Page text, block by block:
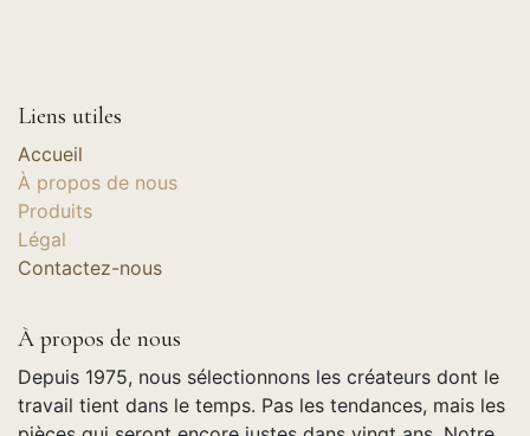
Liens utiles
Accueil
À propos de nous
Produits
Légal
Contactez-nous
À propos de nous
Depuis 1975, nous sélectionnons les créateurs dont le
travail tient dans le temps. Pas les tendances, mais les